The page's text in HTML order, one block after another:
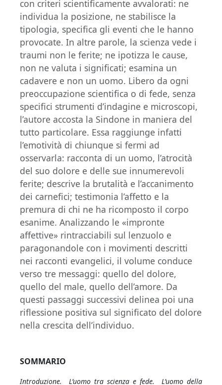
con criteri scientificamente avvalorati: ne
individua la posizione, ne stabilisce la
tipologia, specifica gli eventi che le hanno
provocate. In altre parole, la scienza vede i
traumi non le ferite; ne ipotizza le cause,
non ne valuta i significati; esamina un
cadavere e non un uomo. Libero da ogni
preoccupazione scientifica o di fede, senza
specifici strumenti d’indagine e microscopi,
l’autore accosta la Sindone in maniera del
tutto particolare. Essa raggiunge infatti
l’emotività di chiunque si fermi ad
osservarla: racconta di un uomo, l’atrocità
del suo dolore e delle sue innumerevoli
ferite; descrive la brutalità e l’accanimento
dei carnefici; testimonia l’affetto e la
premura di chi ne ha ricomposto il corpo
esanime. Analizzando le «impronte
affettive» rintracciabili sul lenzuolo e
paragonandole con i movimenti descritti
nei racconti evangelici, il volume conduce
verso tre messaggi: quello del dolore,
quello del male, quello dell’amore. Da
questi passaggi successivi delinea poi una
riflessione positiva sul significato del dolore
nella crescita dell’individuo.
SOMMARIO
Introduzione. L’uomo tra scienza e fede.
L’uomo della